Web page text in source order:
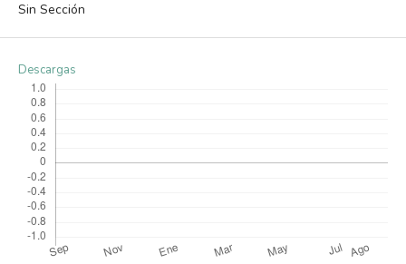
Sin Sección
Descargas